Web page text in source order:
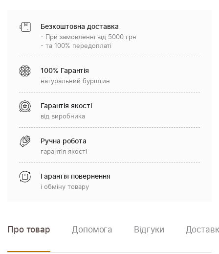
Безкоштовна доставка
- При замовленні від 5000 грн
- та 100% передоплаті
100% Гарантія
натуральний бурштин
Гарантія якості
від виробника
Ручна робота
гарантія якості
Гарантія повернення
і обміну товару
Про товар Допомога Відгуки